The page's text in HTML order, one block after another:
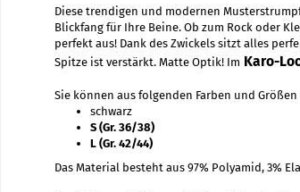
Diese trendigen und modernen
Blickfang für Ihre Beine. Ob zum Rock oder
perfekt aus! Dank des Zwickels sitzt alles
Spitze ist verstärkt. Matte Optik! Im Karo-
Sie können aus folgenden Farben und
schwarz
S (Gr. 36/38)
L (Gr. 42/44)
Das Material besteht aus 97% Polyamid, 3%